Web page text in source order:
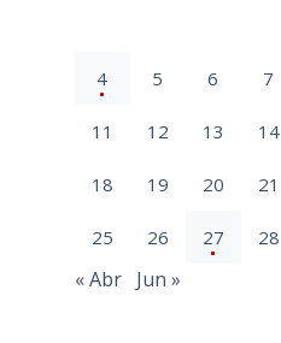
4 5 6 7
11 12 13 14
18 19 20 21
25 26 27 28
« Abr Jun »